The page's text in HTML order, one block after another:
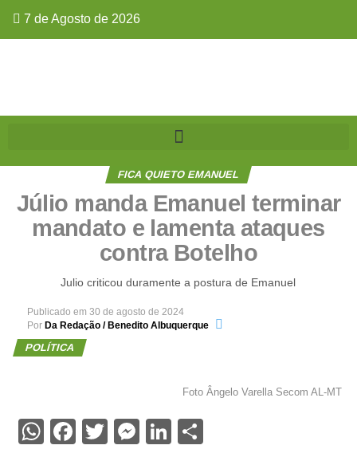
7 de Agosto de 2026
FICA QUIETO EMANUEL
Júlio manda Emanuel terminar
mandato e lamenta ataques
contra Botelho
Julio criticou duramente a postura de Emanuel
Publicado em 30 de agosto de 2024
Por Da Redação / Benedito Albuquerque
POLÍTICA
Foto Ângelo Varella Secom AL-MT
WhatsApp
Facebook
Twitter
Messenger
LinkedIn
Share